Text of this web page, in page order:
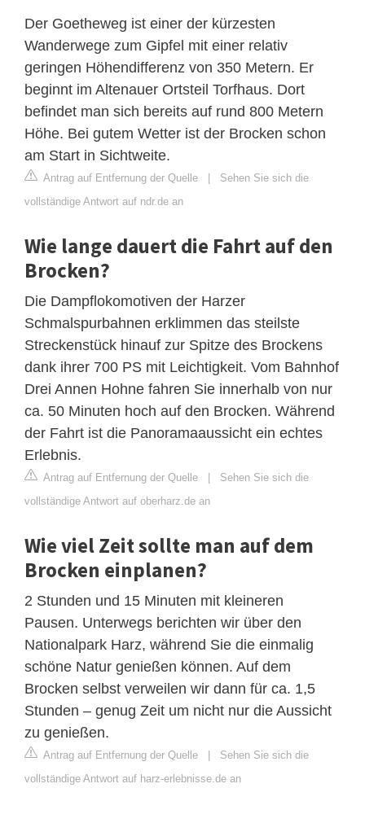
Der Goetheweg ist einer der kürzesten
Wanderwege zum Gipfel mit einer relativ
geringen Höhendifferenz von 350 Metern. Er
beginnt im Altenauer Ortsteil Torfhaus. Dort
befindet man sich bereits auf rund 800 Metern
Höhe. Bei gutem Wetter ist der Brocken schon
am Start in Sichtweite.
Antrag auf Entfernung der Quelle | Sehen Sie sich die
vollständige Antwort auf ndr.de an
Wie lange dauert die Fahrt auf den
Brocken?
Die Dampflokomotiven der Harzer
Schmalspurbahnen erklimmen das steilste
Streckenstück hinauf zur Spitze des Brockens
dank ihrer 700 PS mit Leichtigkeit. Vom Bahnhof
Drei Annen Hohne fahren Sie innerhalb von nur
ca. 50 Minuten hoch auf den Brocken. Während
der Fahrt ist die Panoramaaussicht ein echtes
Erlebnis.
Antrag auf Entfernung der Quelle | Sehen Sie sich die
vollständige Antwort auf oberharz.de an
Wie viel Zeit sollte man auf dem
Brocken einplanen?
2 Stunden und 15 Minuten mit kleineren
Pausen. Unterwegs berichten wir über den
Nationalpark Harz, während Sie die einmalig
schöne Natur genießen können. Auf dem
Brocken selbst verweilen wir dann für ca. 1,5
Stunden – genug Zeit um nicht nur die Aussicht
zu genießen.
Antrag auf Entfernung der Quelle | Sehen Sie sich die
vollständige Antwort auf harz-erlebnisse.de an